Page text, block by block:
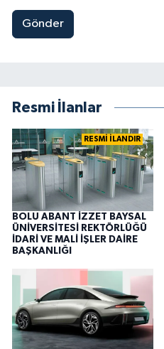
Gönder
Resmi İlanlar
RESMİ İLANDIR
BOLU ABANT İZZET BAYSAL
ÜNİVERSİTESİ REKTÖRLÜĞÜ
İDARİ VE MALİ İŞLER DAİRE
BAŞKANLIĞI